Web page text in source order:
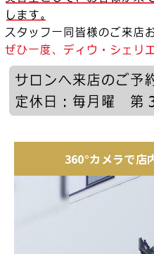
360°カメラで店